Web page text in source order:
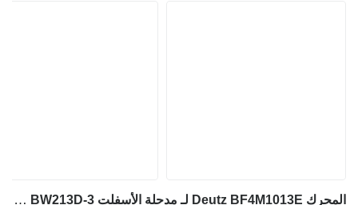
المحرك Deutz BF4M1013E لـ مدحلة الأسفلت BOMAG BW213D-3